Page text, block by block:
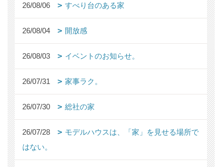
26/08/06 すべり台のある家
26/08/04 開放感
26/08/03 イベントのお知らせ。
26/07/31 家事ラク。
26/07/30 総社の家
26/07/28
モデルハウスは、「家」を見せる場所で
はない。